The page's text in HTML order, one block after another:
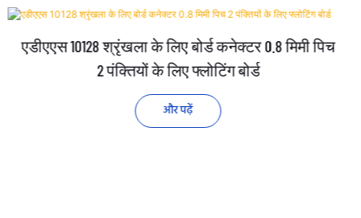
एडीएएस 10128 श्रृंखला के लिए बोर्ड कनेक्टर 0.8 मिमी पिच
2 पंक्तियों के लिए फ्लोटिंग बोर्ड
और पढ़ें